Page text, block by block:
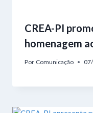
CREA-PI
homenagem
Por Comunicação